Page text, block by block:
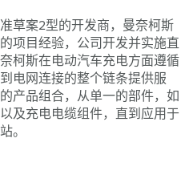
草案2型的开发商，曼奈柯斯
项目经验，公司开发并实施直
柯斯在电动汽车充电方面遵循
电网连接的整个链条提供服
产品组合，从单一的部件，如
及充电电缆组件，直到应用于
。